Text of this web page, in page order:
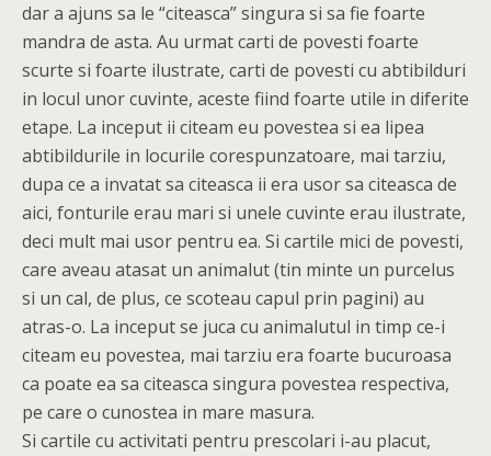
dar a ajuns sa le “citeasca” singura si sa fie foarte
mandra de asta. Au urmat carti de povesti foarte
scurte si foarte ilustrate, carti de povesti cu abtibilduri
in locul unor cuvinte, aceste fiind foarte utile in diferite
etape. La inceput ii citeam eu povestea si ea lipea
abtibildurile in locurile corespunzatoare, mai tarziu,
dupa ce a invatat sa citeasca ii era usor sa citeasca de
aici, fonturile erau mari si unele cuvinte erau ilustrate,
deci mult mai usor pentru ea. Si cartile mici de povesti,
care aveau atasat un animalut (tin minte un purcelus
si un cal, de plus, ce scoteau capul prin pagini) au
atras-o. La inceput se juca cu animalutul in timp ce-i
citeam eu povestea, mai tarziu era foarte bucuroasa
ca poate ea sa citeasca singura povestea respectiva,
pe care o cunostea in mare masura.
Si cartile cu activitati pentru prescolari i-au placut,